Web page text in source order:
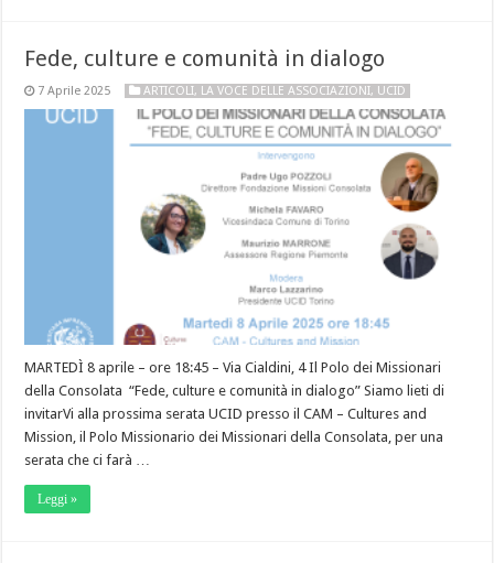
Fede, culture e comunità in dialogo
7 Aprile 2025 ARTICOLI, LA VOCE DELLE ASSOCIAZIONI, UCID
MARTEDÌ 8 aprile – ore 18:45 – Via Cialdini, 4 Il Polo dei Missionari
della Consolata “Fede, culture e comunità in dialogo” Siamo lieti di
invitarVi alla prossima serata UCID presso il CAM – Cultures and
Mission, il Polo Missionario dei Missionari della Consolata, per una
serata che ci farà …
Leggi »